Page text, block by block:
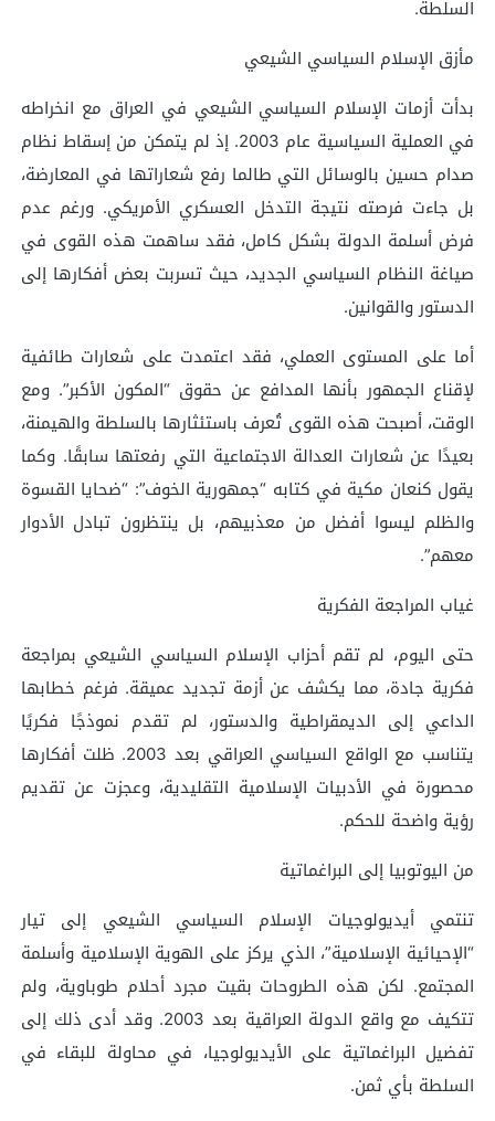
السلطة.
مأزق الإسلام السياسي الشيعي
بدأت أزمات الإسلام السياسي الشيعي في العراق مع انخراطه
في العملية السياسية عام 2003. إذ لم يتمكن من إسقاط نظام
صدام حسين بالوسائل التي طالما رفع شعاراتها في المعارضة،
بل جاءت فرصته نتيجة التدخل العسكري الأمريكي. ورغم عدم
فرض أسلمة الدولة بشكل كامل، فقد ساهمت هذه القوى في
صياغة النظام السياسي الجديد، حيث تسربت بعض أفكارها إلى
الدستور والقوانين.
أما على المستوى العملي، فقد اعتمدت على شعارات طائفية
لإقناع الجمهور بأنها المدافع عن حقوق “المكون الأكبر”. ومع
الوقت، أصبحت هذه القوى تُعرف باستئثارها بالسلطة والهيمنة،
بعيدًا عن شعارات العدالة الاجتماعية التي رفعتها سابقًا. وكما
يقول كنعان مكية في كتابه “جمهورية الخوف”: “ضحايا القسوة
والظلم ليسوا أفضل من معذبيهم، بل ينتظرون تبادل الأدوار
معهم”.
غياب المراجعة الفكرية
حتى اليوم، لم تقم أحزاب الإسلام السياسي الشيعي بمراجعة
فكرية جادة، مما يكشف عن أزمة تجديد عميقة. فرغم خطابها
الداعي إلى الديمقراطية والدستور، لم تقدم نموذجًا فكريًا
يتناسب مع الواقع السياسي العراقي بعد 2003. ظلت أفكارها
محصورة في الأدبيات الإسلامية التقليدية، وعجزت عن تقديم
رؤية واضحة للحكم.
من اليوتوبيا إلى البراغماتية
تنتمي أيديولوجيات الإسلام السياسي الشيعي إلى تيار
“الإحيائية الإسلامية”، الذي يركز على الهوية الإسلامية وأسلمة
المجتمع. لكن هذه الطروحات بقيت مجرد أحلام طوباوية، ولم
تتكيف مع واقع الدولة العراقية بعد 2003. وقد أدى ذلك إلى
تفضيل البراغماتية على الأيديولوجيا، في محاولة للبقاء في
السلطة بأي ثمن.